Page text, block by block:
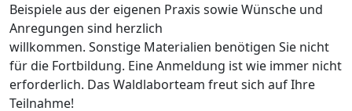
Beispiele aus der eigenen Praxis sowie Wünsche und
Anregungen sind herzlich
willkommen. Sonstige Materialien benötigen Sie nicht
für die Fortbildung. Eine Anmeldung ist wie immer nicht
erforderlich. Das Waldlaborteam freut sich auf Ihre
Teilnahme!